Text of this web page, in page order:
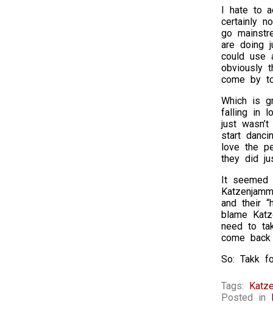
I hate to
certainly
go
are doing
could use
obviously
come by
Which is
falling in
just
start
love the
they did
It seemed
and their
blame
need to
come
So: Takk
Tags:
Posted in